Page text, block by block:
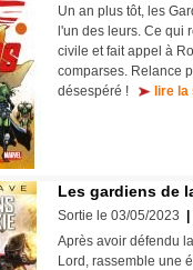
Un an plus tôt, les
l'un des leurs. Ce qui
civile et fait appel à
comparses. Relance
désespéré !
lire
Les gardiens de
Sortie le 03/05/2023
Après avoir défendu
Lord, rassemble une